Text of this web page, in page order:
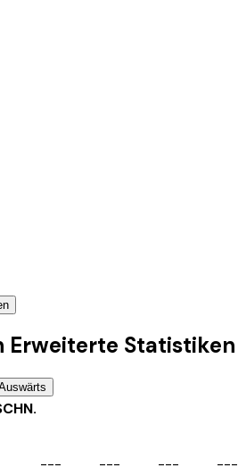
Erweiterte Statistiken
--- --- --- ---